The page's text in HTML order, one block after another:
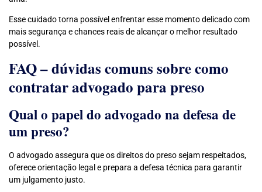
Esse cuidado torna possível enfrentar esse momento delicado com
mais segurança e chances reais de alcançar o melhor resultado
possível.
FAQ – dúvidas comuns sobre como
contratar advogado para preso
Qual o papel do advogado na defesa de
um preso?
O advogado assegura que os direitos do preso sejam respeitados,
oferece orientação legal e prepara a defesa técnica para garantir
um julgamento justo.